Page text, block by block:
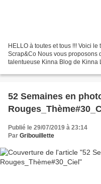
HELLO à toutes et tous !!! Voici
Scrap&Co Nous vous proposons
talentueuse Kinna Blog de Kinna
52 Semaines en
Publié le 29/07/2019 à 23:14
Par Gribouillette